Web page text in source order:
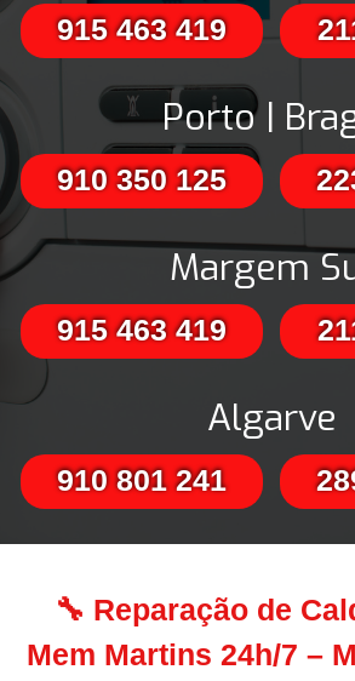
915 463 419
Porto |
910 350 125
Margem
915 463 419
Algarve
910 801 241
🔧 Reparação de
Mem Martins 24h/7 –